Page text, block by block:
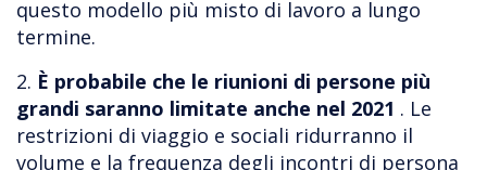
questo modello più misto di lavoro a lungo
termine.
2. È probabile che le riunioni di persone più
grandi saranno limitate anche nel 2021 . Le
restrizioni di viaggio e sociali ridurranno il
volume e la frequenza degli incontri di persona